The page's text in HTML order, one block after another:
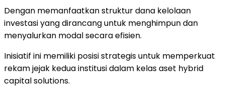
Dengan memanfaatkan struktur dana kelolaan
investasi yang dirancang untuk menghimpun dan
menyalurkan modal secara efisien.
Inisiatif ini memiliki posisi strategis untuk memperkuat
rekam jejak kedua institusi dalam kelas aset hybrid
capital solutions.